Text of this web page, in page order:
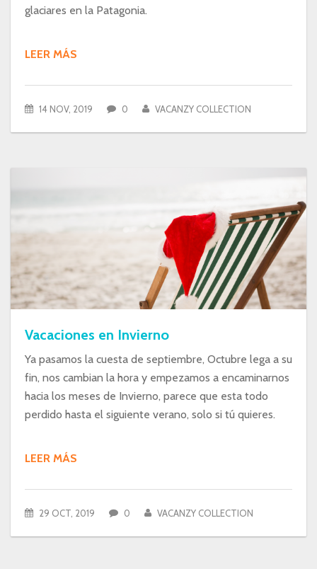
glaciares en la Patagonia.
LEER MÁS
14 NOV, 2019 0 VACANZY COLLECTION
Vacaciones en Invierno
Ya pasamos la cuesta de septiembre, Octubre lega a su
fin, nos cambian la hora y empezamos a encaminarnos
hacia los meses de Invierno, parece que esta todo
perdido hasta el siguiente verano, solo si tú quieres.
LEER MÁS
29 OCT, 2019 0 VACANZY COLLECTION